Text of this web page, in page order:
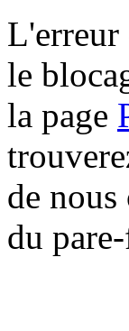
L'erreur
le
la page
de nous
du